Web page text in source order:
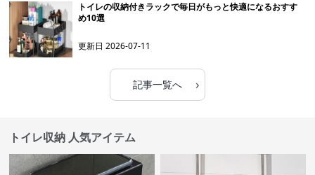
トイレの収納付きラックで毎日がもっと快適になるおすす
め10選
更新日2026-07-11
記事一覧へ ›
トイレ収納 人気アイテム